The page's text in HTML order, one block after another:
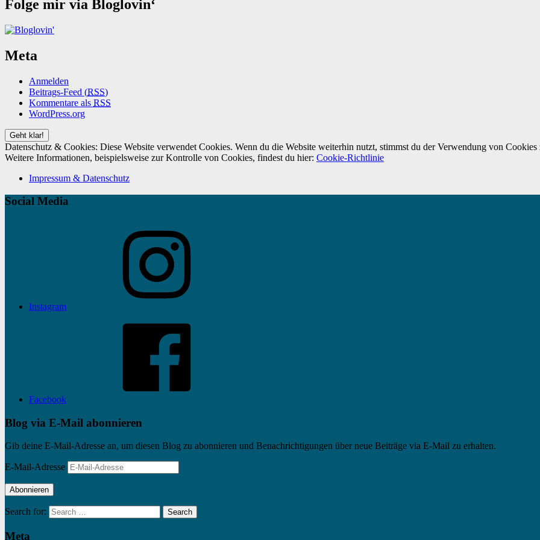
Folge mir via Bloglovin‘
Meta
Anmelden
Beitrags-Feed (RSS)
Kommentare als RSS
WordPress.org
Datenschutz & Cookies: Diese Website verwendet Cookies. Wenn du die Website weiterhin nutzt, stimmst du der Verwendung von Cookies
Weitere Informationen, beispielsweise zur Kontrolle von Cookies, findest du hier: Cookie-Richtlinie
Impressum & Datenschutz
Social Media
Instagram
Facebook
Blog via E-Mail abonnieren
Gib deine E-Mail-Adresse an, um diesen Blog zu abonnieren und Benachrichtigungen über neue Beiträge via E-Mail zu erhalten.
E-Mail-Adresse
Abonnieren
Search for: Search
Meta